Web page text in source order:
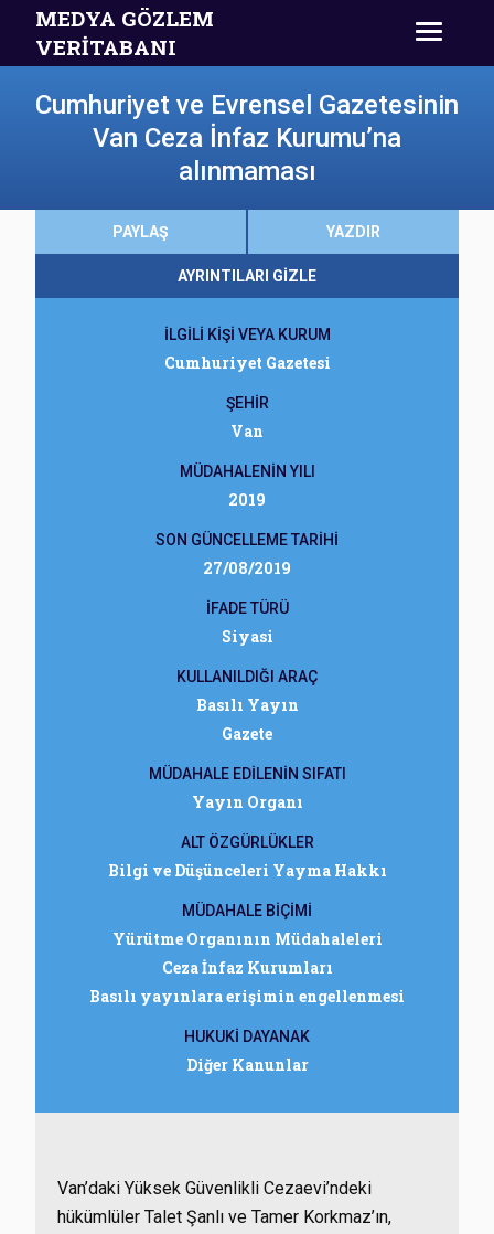
MEDYA GÖZLEM
VERİTABANI
Cumhuriyet ve Evrensel Gazetesinin
Van Ceza İnfaz Kurumu’na
alınmaması
PAYLAŞ YAZDIR
AYRINTILARI GİZLE
İLGİLİ KİŞİ VEYA KURUM
Cumhuriyet Gazetesi
ŞEHİR
Van
MÜDAHALENİN YILI
2019
SON GÜNCELLEME TARİHİ
27/08/2019
İFADE TÜRÜ
Siyasi
KULLANILDIĞI ARAÇ
Basılı Yayın
Gazete
MÜDAHALE EDİLENİN SIFATI
Yayın Organı
ALT ÖZGÜRLÜKLER
Bilgi ve Düşünceleri Yayma Hakkı
MÜDAHALE BİÇİMİ
Yürütme Organının Müdahaleleri
Ceza İnfaz Kurumları
Basılı yayınlara erişimin engellenmesi
HUKUKİ DAYANAK
Diğer Kanunlar
Van’daki Yüksek Güvenlikli Cezaevi’ndeki
hükümlüler Talet Şanlı ve Tamer Korkmaz’ın,